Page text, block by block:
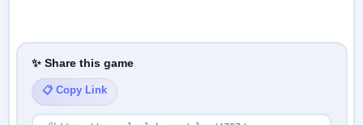
✨ Share this game
📋 Copy Link